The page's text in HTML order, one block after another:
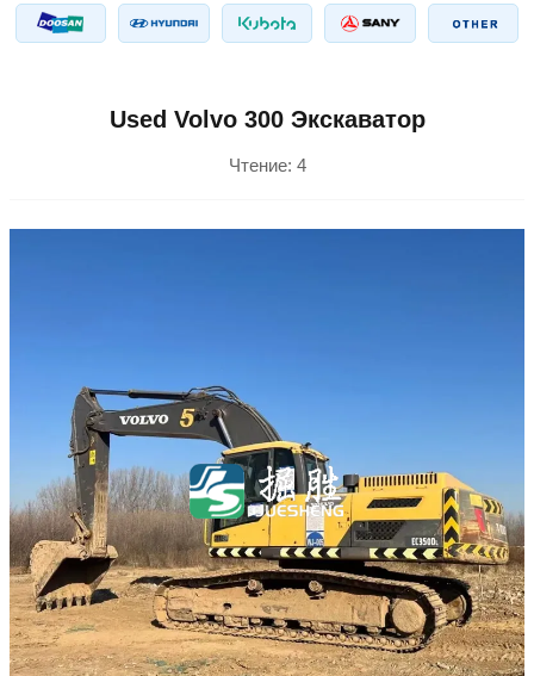
Used Volvo 300 Экскаватор
Чтение: 4